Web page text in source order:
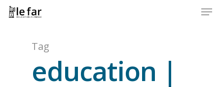
Skip
Tag
education |